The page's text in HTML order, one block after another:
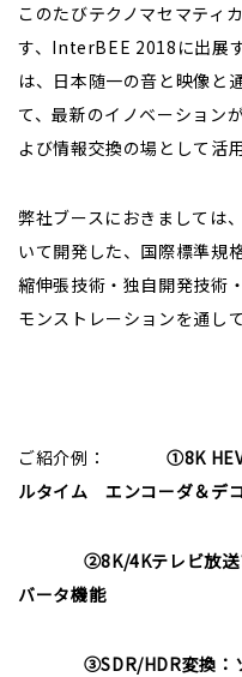
経営理念と行動規範
IRライブラリー
IRカレンダー
株式について
株主総会
IRお問合せ
よくあるご質問
ディスクロージャー・ポリ
免責事項
このたびテクノマセマティ
す、InterBEE 2018に出展
は、日本随一の音と映像と
て、最新のイノベーション
よび情報交換の場として活
弊社ブースにおきましては
いて開発した、国際標準規
縮伸張技術・独自開発技術
モンストレーションを通し
ご紹介例：①8K
ルタイム エンコーダ＆デ
②8K/4Kテレビ放送
バータ機能
③SDR/HDR変換：